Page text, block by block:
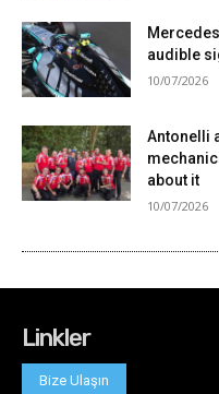
Linkler
Bize Ulaşın